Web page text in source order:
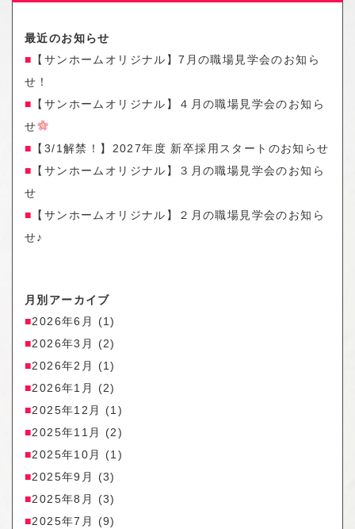
最近のお知らせ
【サンホームオリジナル】7月の職場見学会のお知ら
せ！
【サンホームオリジナル】４月の職場見学会のお知ら
せ
【3/1解禁！】2027年度 新卒採用スタートのお知らせ
【サンホームオリジナル】３月の職場見学会のお知ら
せ
【サンホームオリジナル】２月の職場見学会のお知ら
せ♪
月別アーカイブ
2026年6月
(1)
2026年3月
(2)
2026年2月
(1)
2026年1月
(2)
2025年12月
(1)
2025年11月
(2)
2025年10月
(1)
2025年9月
(3)
2025年8月
(3)
2025年7月
(9)